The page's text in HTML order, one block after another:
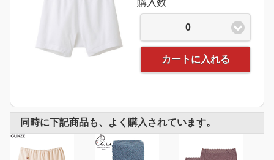
購入数
0
カートに入れる
同時に下記商品も、よく購入されています。